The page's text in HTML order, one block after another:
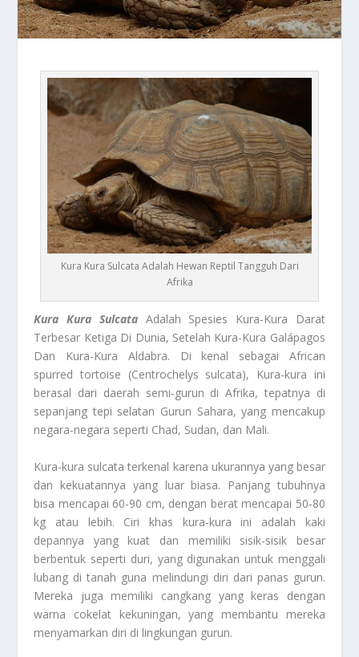
Kura Kura Sulcata Adalah Hewan Reptil Tangguh Dari
Afrika
Kura Kura SulcataAdalah Spesies Kura-Kura Darat
Terbesar Ketiga Di Dunia, Setelah Kura-Kura Galápagos
Dan Kura-Kura Aldabra. Di kenal sebagai African
spurred tortoise (Centrochelys sulcata), Kura-kura ini
berasal dari daerah semi-gurun di Afrika, tepatnya di
sepanjang tepi selatan Gurun Sahara, yang mencakup
negara-negara seperti Chad, Sudan, dan Mali.
Kura-kura sulcata terkenal karena ukurannya yang besar
dan kekuatannya yang luar biasa. Panjang tubuhnya
bisa mencapai 60-90 cm, dengan berat mencapai 50-80
kg atau lebih. Ciri khas kura-kura ini adalah kaki
depannya yang kuat dan memiliki sisik-sisik besar
berbentuk seperti duri, yang digunakan untuk menggali
lubang di tanah guna melindungi diri dari panas gurun.
Mereka juga memiliki cangkang yang keras dengan
warna cokelat kekuningan, yang membantu mereka
menyamarkan diri di lingkungan gurun.